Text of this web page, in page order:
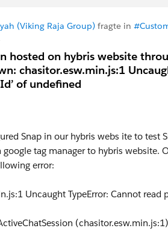
(Viking Raja Group) fragte in
hosted on hybris website
chasitor.esw.min.js:1
of undefined
Snap in our hybris webs ite to
tag manager to hybris website.
error:
Uncaught TypeError: Cannot read
(chasitor.esw.min.js:1)